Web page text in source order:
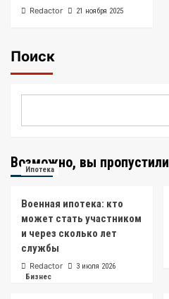
Redactor 21 ноября 2025
Поиск
Возможно, вы пропустили
Ипотека
Военная ипотека: кто
может стать участником
и через сколько лет
службы
Redactor 3 июля 2026
Бизнес